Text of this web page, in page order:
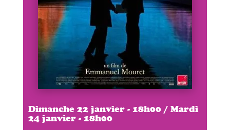
Dimanche 22 janvier - 18h00 / Mardi
24 janvier - 18h00